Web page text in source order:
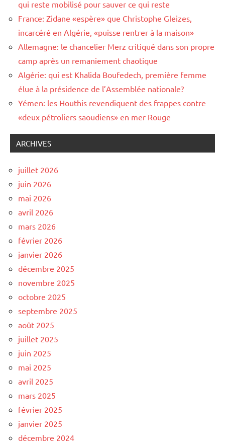
qui reste mobilisé pour sauver ce qui reste
France: Zidane «espère» que Christophe Gleizes,
incarcéré en Algérie, «puisse rentrer à la maison»
Allemagne: le chancelier Merz critiqué dans son propre
camp après un remaniement chaotique
Algérie: qui est Khalida Boufedech, première femme
élue à la présidence de l’Assemblée nationale?
Yémen: les Houthis revendiquent des frappes contre
«deux pétroliers saoudiens» en mer Rouge
ARCHIVES
juillet 2026
juin 2026
mai 2026
avril 2026
mars 2026
février 2026
janvier 2026
décembre 2025
novembre 2025
octobre 2025
septembre 2025
août 2025
juillet 2025
juin 2025
mai 2025
avril 2025
mars 2025
février 2025
janvier 2025
décembre 2024